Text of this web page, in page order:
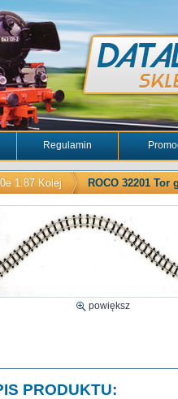
Regulamin
1:87 Kolej ROCO 32201 Tor
powiększ
PRODUKTU: